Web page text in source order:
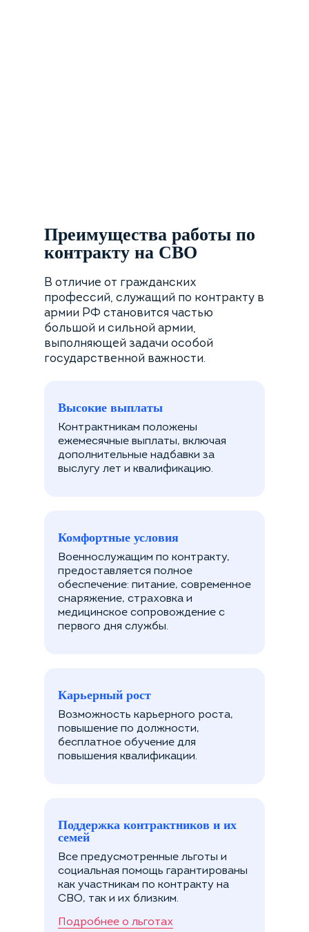
Преимущества работы по
контракту на СВО
В отличие от гражданских
профессий, служащий по контракту в
армии РФ становится частью
большой и сильной армии,
выполняющей задачи особой
государственной важности.
Высокие выплаты
Контрактникам положены
ежемесячные выплаты, включая
дополнительные надбавки за
выслугу лет и квалификацию.
Комфортные условия
Военнослужащим по контракту,
предоставляется полное
обеспечение: питание, современное
снаряжение, страховка и
медицинское сопровождение с
первого дня службы.
Карьерный рост
Возможность карьерного роста,
повышение по должности,
бесплатное обучение для
повышения квалификации.
Поддержка контрактников и их
семей
Все предусмотренные льготы и
социальная помощь гарантированы
как участникам по контракту на
СВО, так и их близким.
Подробнее о льготах